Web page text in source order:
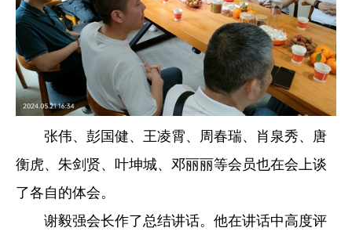
张伟、彭国健、王凌霄、周春瑞、肖泉秀、唐
衡虎、朱剑贤、叶坤城、邓丽丽等会员也在会上谈
了各自的体会。
谢毅强会长作了总结讲话。他在讲话中高度评